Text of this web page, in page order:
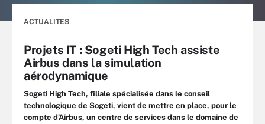
ACTUALITES
Projets IT : Sogeti High Tech assiste
Airbus dans la simulation
aérodynamique
Sogeti High Tech, filiale spécialisée dans le conseil
technologique de Sogeti, vient de mettre en place, pour le
compte d’Airbus, un centre de services dans le domaine de